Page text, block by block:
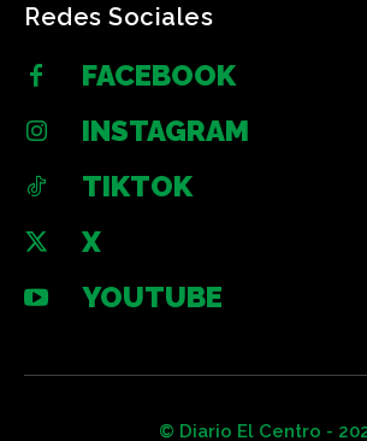
Redes Sociales
FACEBOOK
INSTAGRAM
TIKTOK
X
YOUTUBE
© Diario El Centro -